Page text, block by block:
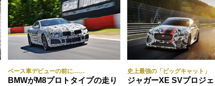
ベース車デビューの前に……
BMWがM8プロトタイプの走り
史上最強の「ビッグキャット」
ジャガーXE SVプロジェ